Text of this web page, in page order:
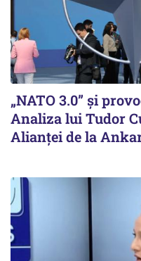
„NATO 3.0” și
Analiza lui Tudor
Alianței de la